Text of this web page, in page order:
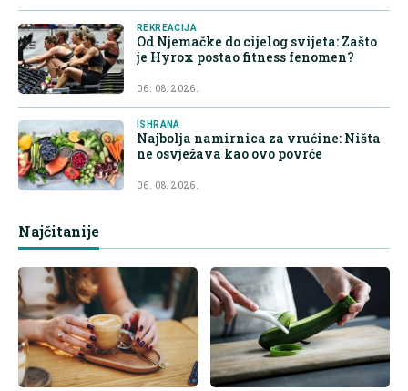
REKREACIJA
Od Njemačke do cijelog svijeta: Zašto
je Hyrox postao fitness fenomen?
06. 08. 2026.
ISHRANA
Najbolja namirnica za vrućine: Ništa
ne osvježava kao ovo povrće
06. 08. 2026.
Najčitanije